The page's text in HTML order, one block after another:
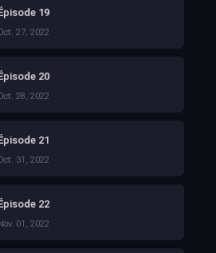
19
27, 2022
20
28, 2022
21
31, 2022
22
01, 2022